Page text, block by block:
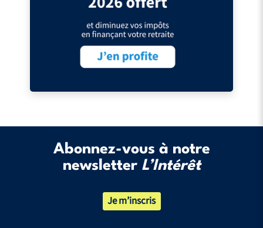
Abonnez-vous à notre
newsletter L’Intérêt
Je m’inscris